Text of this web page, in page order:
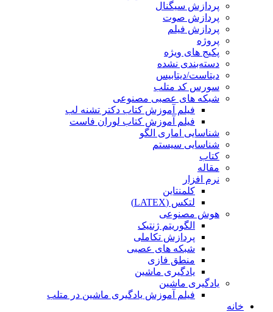
پردازش سیگنال
پردازش صوت
پردازش فیلم
پروژه
پکیج های ویژه
دسته‌بندی نشده
دیتاست/دیتابیس
سورس کد متلب
شبکه های عصبی مصنوعی
فیلم آموزش کتاب دکتر تشنه لب
فیلم آموزش کتاب لوران فاست
شناسایی اماری الگو
شناسایی سیستم
کتاب
مقاله
نرم افزار
کلمنتاین
لتکس (LATEX)
هوش مصنوعی
الگوریتم ژنتیک
پردازش تکاملی
شبکه های عصبی
منطق فازی
یادگیری ماشین
یادگیری ماشین
فیلم آموزش یادگیری ماشین در متلب
خانه